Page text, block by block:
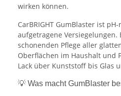
wirken können.
CarBRIGHT GumBlaster ist
aufgetragene
schonenden Pflege aller
Oberflächen im Haushalt und
Lack über Kunststoff bis Glas
💡 Was macht GumBlaster